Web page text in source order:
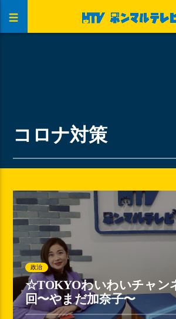
コロナ対策
政治
☆TOKYOわいわいチャン
回〜やまだ加奈子〜